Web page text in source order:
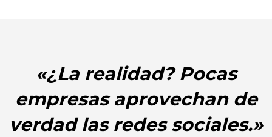
«¿La realidad? Pocas
empresas aprovechan de
verdad las redes sociales.»